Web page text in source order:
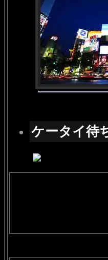
ケータイ待